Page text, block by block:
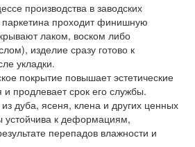
производства в заводских
паркетина проходит финишную
лаком, воском либо
изделие сразу готово к
укладки.
покрытие повышает эстетические
и продлевает срок его службы.
дуба, ясеня, клена и других ценных
устойчива к деформациям,
перепадов влажности и